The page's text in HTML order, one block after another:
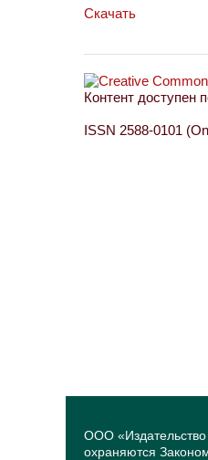
Скачать
Контент доступен
ISSN 2588-0101
ООО
охраняются